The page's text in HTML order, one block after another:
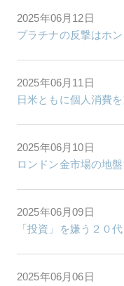
2025年06月12日
プラチナの反撃はホ
2025年06月11日
日米ともに個人消費
2025年06月10日
ロンドン金市場の地
2025年06月09日
「投資」を嫌う２０代
2025年06月06日